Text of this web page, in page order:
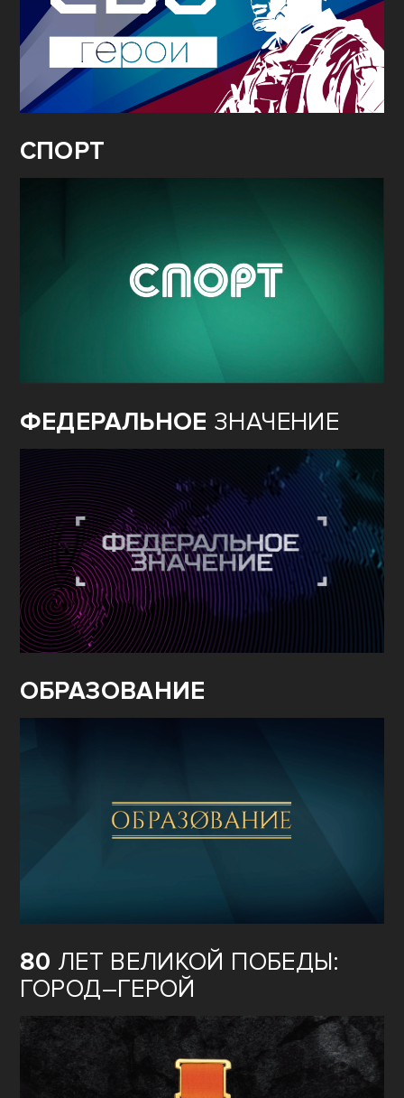
СПОРТ
ФЕДЕРАЛЬНОЕ ЗНАЧЕНИЕ
ОБРАЗОВАНИЕ
80 ЛЕТ ВЕЛИКОЙ ПОБЕДЫ:
ГОРОД–ГЕРОЙ